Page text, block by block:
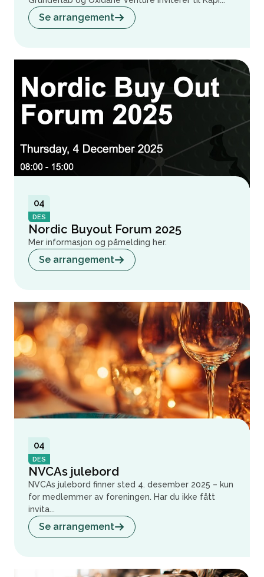
Se arrangement
04
DES
Nordic Buyout Forum 2025
Mer informasjon og påmelding her.
Se arrangement
04
DES
NVCAs julebord
NVCAs julebord finner sted 4. desember 2025 – kun
for medlemmer av foreningen. Har du ikke fått
invita...
Se arrangement